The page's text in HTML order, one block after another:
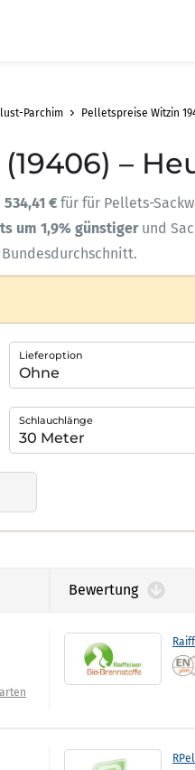
Parchim Pelletspreise Witzin
(19406) –
534,41 € für für Pellets-
um 1,9% günstiger und
Lieferoption
Schlauchlänge
Bewertung